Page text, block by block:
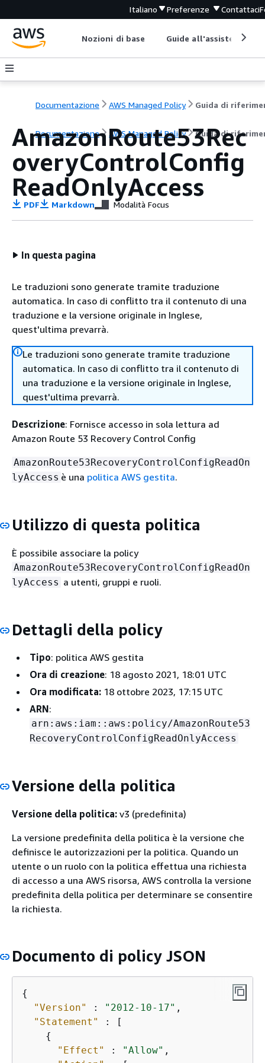
Italiano Preferenze Contattaci
Nozioni di base Guide all'assistenza
Documentazione AWS Managed Policy
Documentazione AWS Managed Policy Guida di
AmazonRoute53Rec
overyControlConfig
ReadOnlyAccess
PDF Markdown Modalità Focus
In questa pagina
Le traduzioni sono generate tramite traduzione
automatica. In caso di conflitto tra il contenuto di una
traduzione e la versione originale in Inglese,
quest'ultima prevarrà.
Le traduzioni sono generate tramite traduzione
automatica. In caso di conflitto tra il contenuto di
una traduzione e la versione originale in Inglese,
quest'ultima prevarrà.
Descrizione: Fornisce accesso in sola lettura ad
Amazon Route 53 Recovery Control Config
AmazonRoute53RecoveryControlConfigReadOn
lyAccess è una politica AWS gestita.
Utilizzo di questa politica
È possibile associare la policy
AmazonRoute53RecoveryControlConfigReadOn
lyAccess a utenti, gruppi e ruoli.
Dettagli della policy
Tipo: politica AWS gestita
Ora di creazione: 18 agosto 2021, 18:01 UTC
Ora modificata: 18 ottobre 2023, 17:15 UTC
ARN:
arn:aws:iam::aws:policy/AmazonRoute53
RecoveryControlConfigReadOnlyAccess
Versione della politica
Versione della politica: v3 (predefinita)
La versione predefinita della politica è la versione che
definisce le autorizzazioni per la politica. Quando un
utente o un ruolo con la politica effettua una richiesta
di accesso a una AWS risorsa, AWS controlla la versione
predefinita della politica per determinare se consentire
la richiesta.
Documento di policy JSON
{
"Version"
: "2012-10-17" ,
"Statement"
: [
{
"Effect"
: "Allow" ,